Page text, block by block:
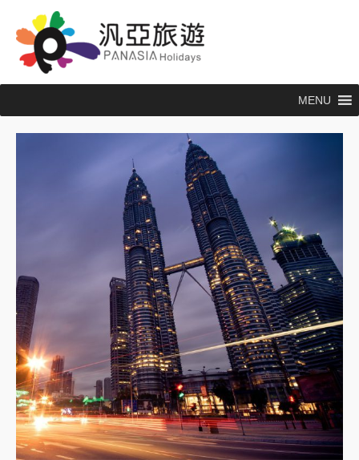
內
MENU